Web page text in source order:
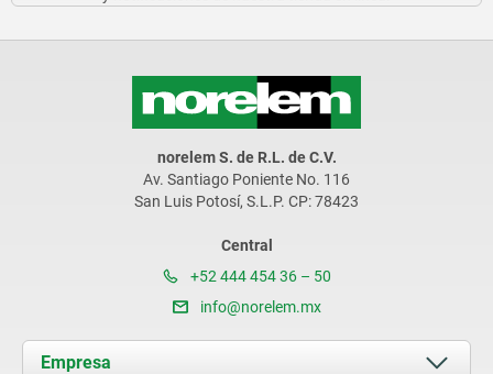
norelem S. de R.L. de C.V.
Av. Santiago Poniente No. 116
San Luis Potosí, S.L.P. CP: 78423
Central
+52 444 454 36 – 50
info@norelem.mx
Empresa